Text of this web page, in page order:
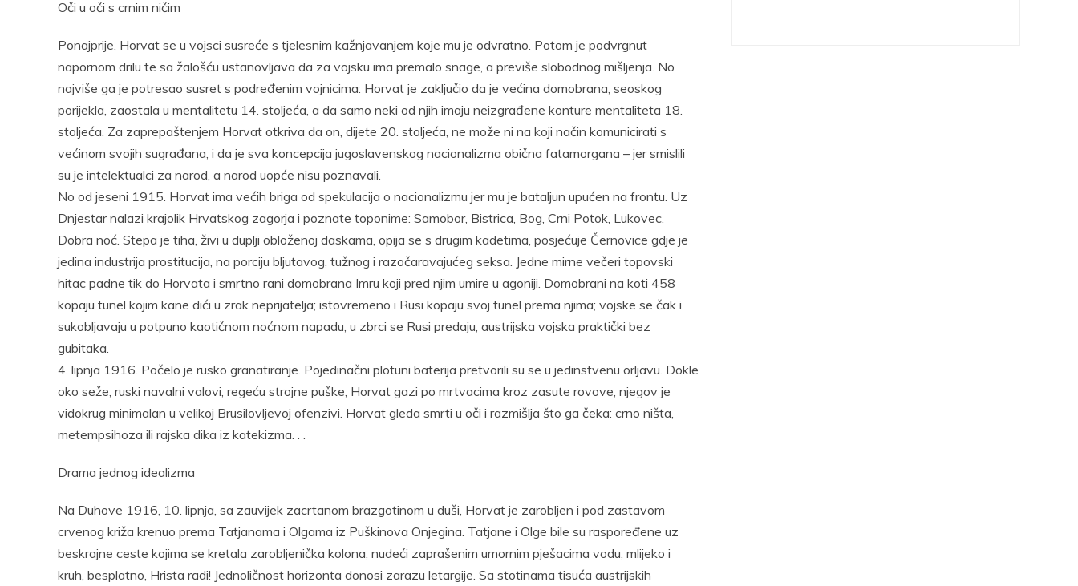
Oči u oči s crnim ničim
Ponajprije, Horvat se u vojsci susreće s tjelesnim kažnjavanjem koje mu je odvratno. Potom je podvrgnut
napornom drilu te sa žalošću ustanovljava da za vojsku ima premalo snage, a previše slobodnog mišljenja. No
najviše ga je potresao susret s podređenim vojnicima: Horvat je zaključio da je većina domobrana, seoskog
porijekla, zaostala u mentalitetu 14. stoljeća, a da samo neki od njih imaju neizgrađene konture mentaliteta 18.
stoljeća. Za zaprepaštenjem Horvat otkriva da on, dijete 20. stoljeća, ne može ni na koji način komunicirati s
većinom svojih sugrađana, i da je sva koncepcija jugoslavenskog nacionalizma obična fatamorgana – jer smislili
su je intelektualci za narod, a narod uopće nisu poznavali.
No od jeseni 1915. Horvat ima većih briga od spekulacija o nacionalizmu jer mu je bataljun upućen na frontu. Uz
Dnjestar nalazi krajolik Hrvatskog zagorja i poznate toponime: Samobor, Bistrica, Bog, Crni Potok, Lukovec,
Dobra noć. Stepa je tiha, živi u duplji obloženoj daskama, opija se s drugim kadetima, posjećuje Černovice gdje je
jedina industrija prostitucija, na porciju bljutavog, tužnog i razočaravajućeg seksa. Jedne mirne večeri topovski
hitac padne tik do Horvata i smrtno rani domobrana Imru koji pred njim umire u agoniji. Domobrani na koti 458
kopaju tunel kojim kane dići u zrak neprijatelja; istovremeno i Rusi kopaju svoj tunel prema njima; vojske se čak i
sukobljavaju u potpuno kaotičnom noćnom napadu, u zbrci se Rusi predaju, austrijska vojska praktički bez
gubitaka.
4. lipnja 1916. Počelo je rusko granatiranje. Pojedinačni plotuni baterija pretvorili su se u jedinstvenu orljavu. Dokle
oko seže, ruski navalni valovi, regeću strojne puške, Horvat gazi po mrtvacima kroz zasute rovove, njegov je
vidokrug minimalan u velikoj Brusilovljevoj ofenzivi. Horvat gleda smrti u oči i razmišlja što ga čeka: crno ništa,
metempsihoza ili rajska dika iz katekizma. . .
Drama jednog idealizma
Na Duhove 1916, 10. lipnja, sa zauvijek zacrtanom brazgotinom u duši, Horvat je zarobljen i pod zastavom
crvenog križa krenuo prema Tatjanama i Olgama iz Puškinova Onjegina. Tatjane i Olge bile su raspoređene uz
beskrajne ceste kojima se kretala zarobljenička kolona, nudeći zaprašenim umornim pješacima vodu, mlijeko i
kruh, besplatno, Hrista radi! Jednoličnost horizonta donosi zarazu letargije. Sa stotinama tisuća austrijskih